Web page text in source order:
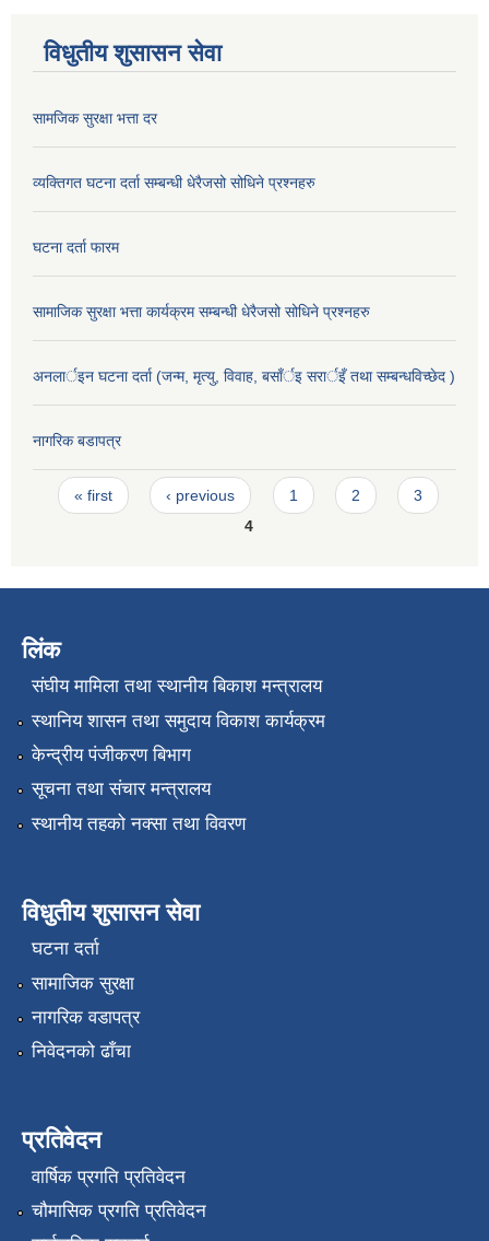
विधुतीय शुसासन सेवा
सामजिक सुरक्षा भत्ता दर
व्यक्तिगत घटना दर्ता सम्बन्धी धेरैजसो सोधिने प्रश्नहरु
घटना दर्ता फारम
सामाजिक सुरक्षा भत्ता कार्यक्रम सम्बन्धी धेरैजसो सोधिने प्रश्नहरु
अनलार्इन घटना दर्ता (जन्म, मृत्यु, विवाह, बसाँर्इ सरार्इँ तथा सम्बन्धविच्छेद )
नागरिक बडापत्र
Pages
« first ‹ previous 1 2
3
4
लिंक
संघीय मामिला तथा स्थानीय बिकाश मन्त्रालय
स्थानिय शासन तथा समुदाय विकाश कार्यक्रम
केन्द्रीय पंजीकरण बिभाग
सूचना तथा संचार मन्त्रालय
स्थानीय तहको नक्सा तथा विवरण
विधुतीय शुसासन सेवा
घटना दर्ता
सामाजिक सुरक्षा
नागरिक वडापत्र
निवेदनको ढाँचा
प्रतिवेदन
वार्षिक प्रगति प्रतिवेदन
चौमासिक प्रगति प्रतिवेदन